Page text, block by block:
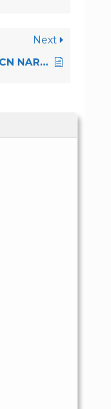
Next
Hotte-Cheminees NCA 76 01 CN NARDI